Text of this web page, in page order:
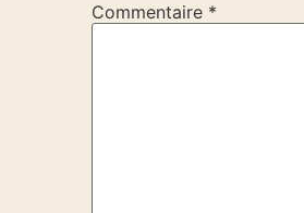
Commentaire *